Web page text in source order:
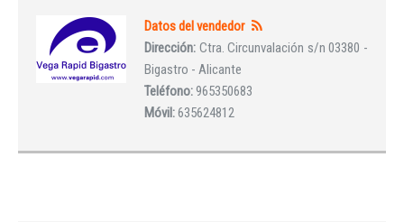
Datos del vendedor
Dirección: Ctra. Circunvalación s/n 03380 -
Bigastro - Alicante
Teléfono:965350683
Móvil:635624812